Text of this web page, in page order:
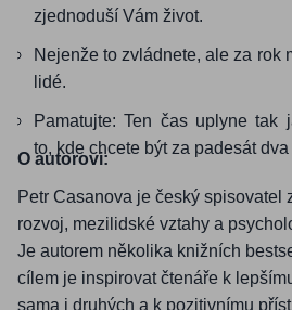
zjednoduší Vám život.
Nejenže to zvládnete, ale za rok
lidé.
Pamatujte: Ten čas uplyne tak
to, kde chcete být za padesát
O autorovi:
Petr Casanova je český spisovatel
rozvoj, mezilidské vztahy a
Je autorem několika knižních
cílem je inspirovat čtenáře k
sama i druhých a k pozitivnímu